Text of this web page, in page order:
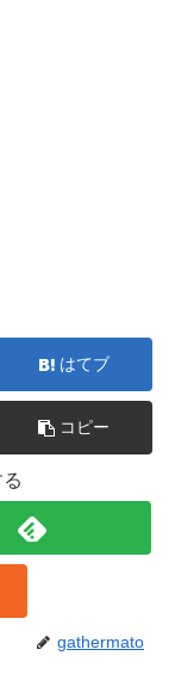
はてブ
コピー
gathermato